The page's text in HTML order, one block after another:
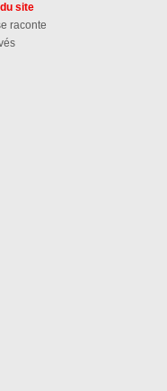
site
raconte